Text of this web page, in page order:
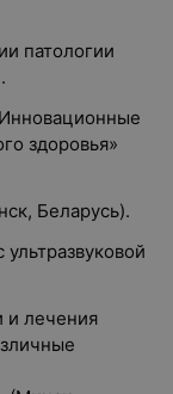
патологии
здоровья»
Беларусь).
и лечения